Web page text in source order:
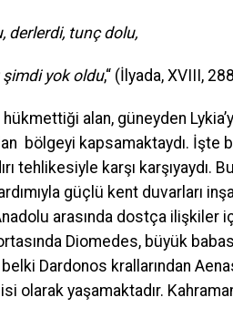
derlerdi, tunç dolu,
şimdi yok oldu,“ (İlyada, XVIII,
alan, güneyden
bölgeyi kapsamaktaydı. İşte
tehlikesiyle karşı karşıyaydı.
güçlü kent duvarları
arasında dostça ilişkiler
Diomedes, büyük
belki Dardonos krallarından
olarak yaşamaktadır.